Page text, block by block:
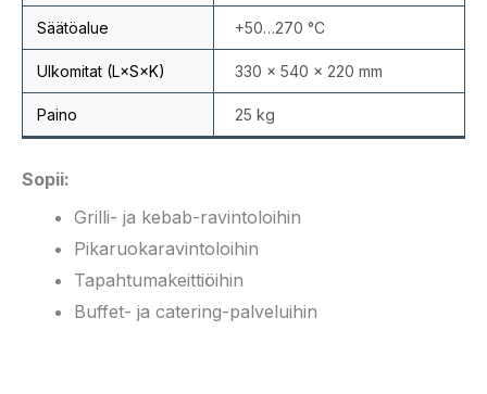
Säätöalue +50…270 °C
Ulkomitat (L×S×K) 330 × 540 × 220 mm
Paino 25 kg
Sopii:
Grilli- ja kebab-ravintoloihin
Pikaruokaravintoloihin
Tapahtumakeittiöihin
Buffet- ja catering-palveluihin